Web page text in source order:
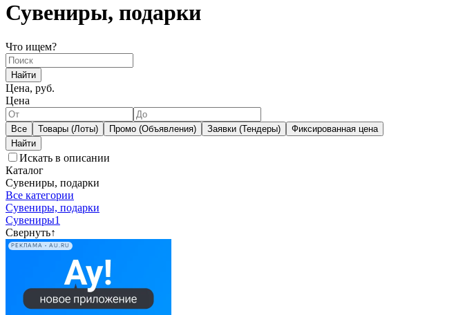
Сувениры, подарки
Что ищем?
Найти
Цена, руб.
Цена
Все Товары (Лоты) Промо (Объявления) Заявки (Тендеры) Фиксированная цена
Искать в описании
Каталог
Сувениры, подарки
Все категории
Сувениры, подарки
Сувениры1
Свернуть↑
РЕКЛАМА • AU.RU